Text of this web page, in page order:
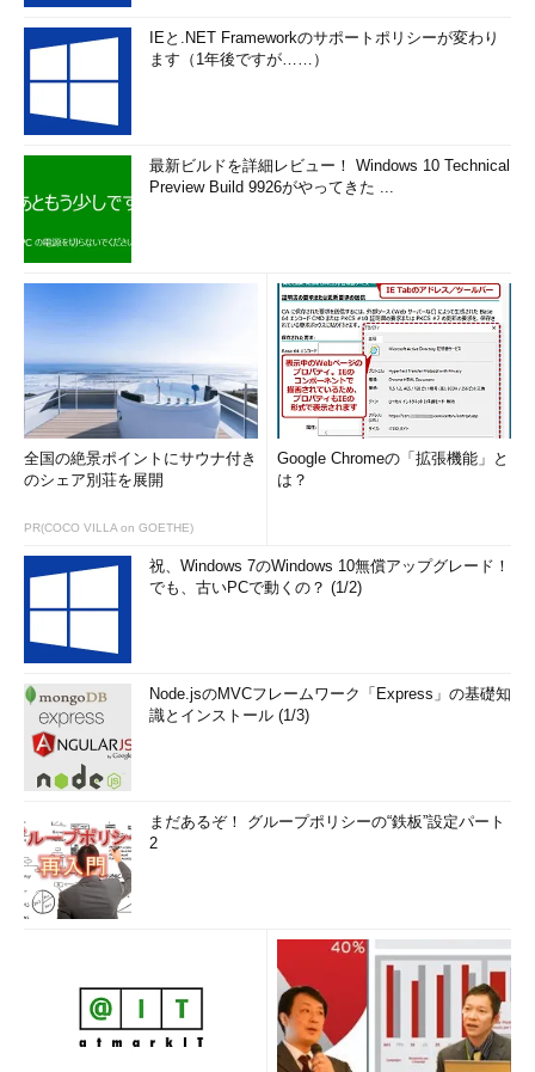
IEと.NET Frameworkのサポートポリシーが変わり
ます（1年後ですが……）
最新ビルドを詳細レビュー！ Windows 10 Technical
Preview Build 9926がやってきた ...
全国の絶景ポイントにサウナ付き
のシェア別荘を展開
PR(COCO VILLA on GOETHE)
Google Chromeの「拡張機能」と
は？
祝、Windows 7のWindows 10無償アップグレード！
でも、古いPCで動くの？ (1/2)
Node.jsのMVCフレームワーク「Express」の基礎知
識とインストール (1/3)
まだあるぞ！ グループポリシーの“鉄板”設定パート
2